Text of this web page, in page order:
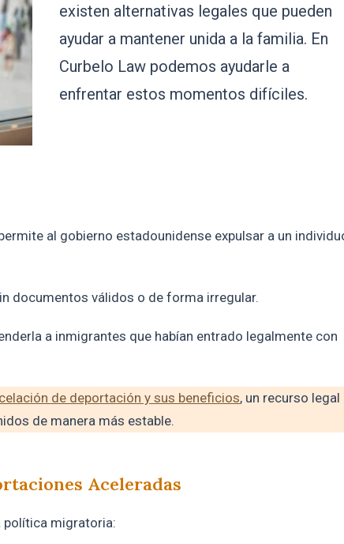
existen alternativas legales que pueden
ayudar a mantener unida a la familia. En
Curbelo Law podemos ayudarle a
enfrentar estos momentos difíciles.
al gobierno estadounidense expulsar a un
documentos válidos o de forma irregular.
a inmigrantes que habían entrado legalmente con
de deportación y sus beneficios, un recurso legal
de manera más estable.
Aceleradas
política migratoria: